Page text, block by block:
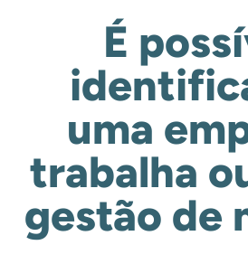
É
uma
trabalha
gestão de